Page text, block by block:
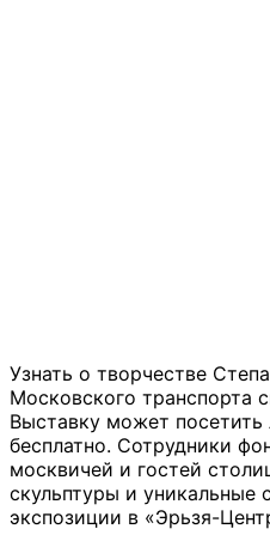
Узнать о творчестве
Московского транспорта
Выставку может
бесплатно. Сотрудники
москвичей и гостей
скульптуры и уникальные
экспозиции в «Эрьзя-